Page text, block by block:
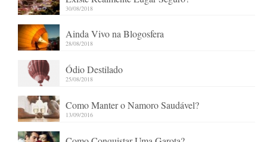
30/08/2018
Ainda Vivo na Blogosfera
28/08/2018
Ódio Destilado
25/08/2018
Como Manter o Namoro Saudável?
13/09/2016